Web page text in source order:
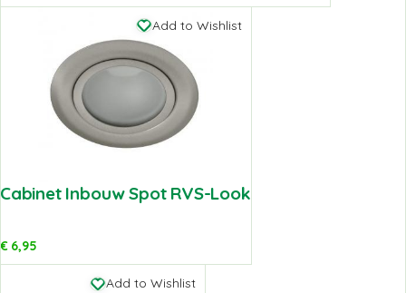
Add to Wishlist
Cabinet Inbouw Spot RVS-Look
€6,95
Add to Wishlist